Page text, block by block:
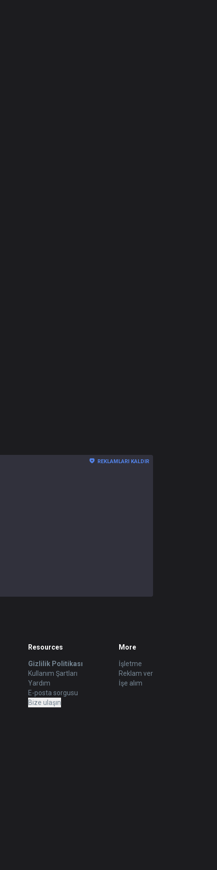
REKLAMLARI KALDIR
Resources
Gizlilik Politikası
Kullanım Şartları
Yardım
E-posta sorgusu
Bize ulaşın
More
İşletme
Reklam ver
İşe alım